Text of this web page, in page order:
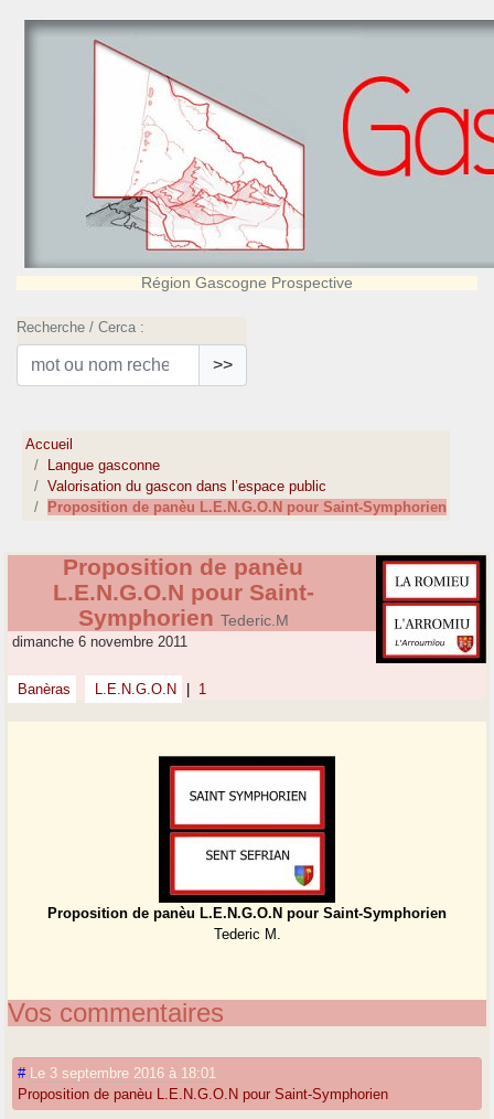
Région Gascogne Prospective
Recherche / Cerca :
>>
Accueil
Langue gasconne
Valorisation du gascon dans l’espace public
Proposition de panèu L.E.N.G.O.N pour Saint-Symphorien
Proposition de panèu
L.E.N.G.O.N pour Saint-
Symphorien Tederic.M
dimanche 6 novembre 2011
Banèras L.E.N.G.O.N 1
Proposition de panèu L.E.N.G.O.N pour Saint-Symphorien
Tederic M.
Vos commentaires
#
Le 3 septembre 2016 à 18:01
Proposition de panèu L.E.N.G.O.N pour Saint-Symphorien